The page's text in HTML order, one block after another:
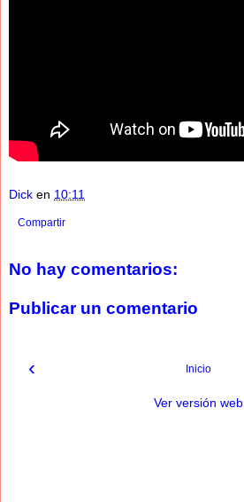
Dick en 10:11
Compartir
No hay comentarios:
Publicar un comentario
‹ Inicio
Ver versión web